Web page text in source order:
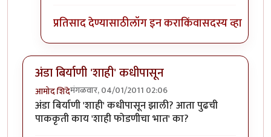
प्रतिसाद देण्यासाठीलॉग इन कराकिंवासदस्य व्हा
अंडा बिर्याणी 'शाही' कधीपासून
आमोद शिंदेमंगळवार, 04/01/2011 02:06
अंडा बिर्याणी 'शाही' कधीपासून झाली? आता पुढची
पाककृती काय 'शाही फोडणीचा भात' का?